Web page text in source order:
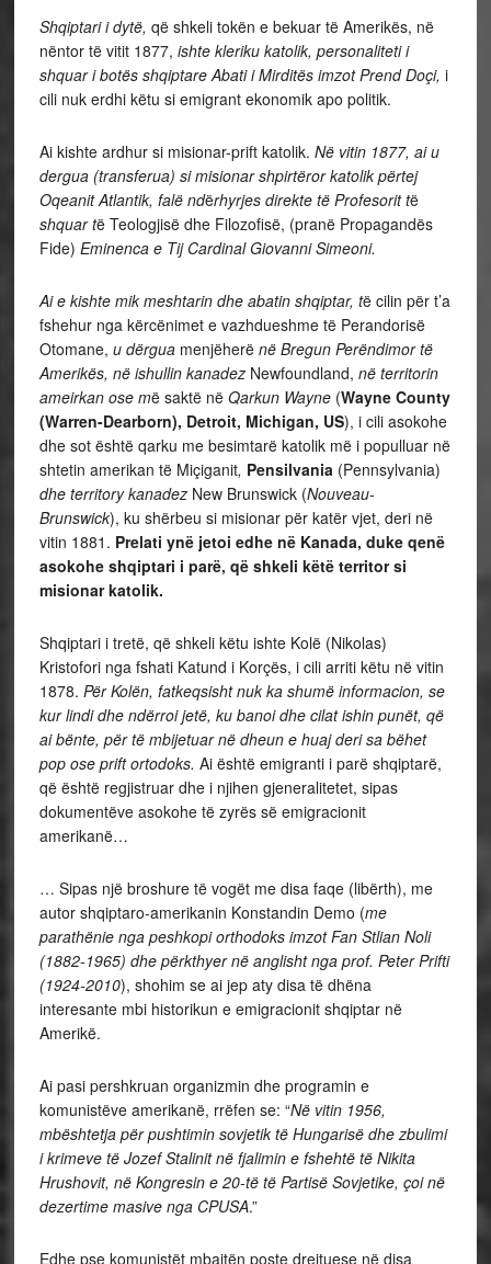
Shqiptari i dytë, që shkeli tokën e bekuar të Amerikës, në
nëntor të vitit 1877, ishte kleriku katolik, personaliteti i
shquar i botës shqiptareAbati i Mirditës imzot Prend Doçi, i
cili nuk erdhi këtu si emigrant ekonomik apo politik.
Ai kishte ardhur si misionar-prift katolik. Në vitin 1877, ai u
dergua (transferua) si misionar shpirtëror katolik përtej
Oqeanit Atlantik, falë ndërhyrjes direkte të Profesorit të
shquar të Teologjisë dhe Filozofisë, (pranë Propagandës
Fide) Eminenca e Tij Cardinal Giovanni Simeoni.
Ai e kishte mik meshtarin dhe abatin shqiptar, të cilin për t’a
fshehur nga kërcënimet e vazhdueshme të Perandorisë
Otomane, u dërgua menjëherë në Bregun Perëndimor të
Amerikës, në ishullin kanadez Newfoundland, në territorin
ameirkan ose më saktë në Qarkun Wayne (Wayne County
(Warren-Dearborn), Detroit, Michigan, US), i cili asokohe
dhe sot është qarku me besimtarë katolik më i populluar në
shtetin amerikan të Miçiganit, Pensilvania (Pennsylvania)
dhe territory kanadez New Brunswick (Nouveau-
Brunswick), ku shërbeu si misionar për katër vjet, deri në
vitin 1881. Prelati ynë jetoi edhe në Kanada, duke qenë
asokohe shqiptari i parë, që shkeli këtë territor si
misionar katolik.
Shqiptari i tretë, që shkeli këtu ishte Kolë (Nikolas)
Kristofori nga fshati Katund i Korçës, i cili arriti këtu në vitin
1878. Për Kolën, fatkeqsisht nuk ka shumë informacion, se
kur lindi dhe ndërroi jetë, ku banoi dhe cilat ishin punët, që
ai bënte, për të mbijetuar në dheun e huaj deri sa bëhet
pop ose prift ortodoks. Ai është emigranti i parë shqiptarë,
që është regjistruar dhe i njihen gjeneralitetet, sipas
dokumentëve asokohe të zyrës së emigracionit
amerikanë…
… Sipas një broshure të vogët me disa faqe (libërth), me
autor shqiptaro-amerikanin Konstandin Demo (me
parathënie nga peshkopi orthodoks imzot Fan Stlian Noli
(1882-1965) dhe përkthyer në anglisht nga prof. Peter Prifti
(1924-2010), shohim se ai jep aty disa të dhëna
interesante mbi historikun e emigracionit shqiptar në
Amerikë.
Ai pasi pershkruan organizmin dhe programin e
komunistëve amerikanë, rrëfen se: “Në vitin 1956,
mbështetja për pushtimin sovjetik të Hungarisë dhe zbulimi
i krimeve të Jozef Stalinit në fjalimin e fshehtë të Nikita
Hrushovit, në Kongresin e 20-të të Partisë Sovjetike, çoi në
dezertime masive nga CPUSA.”
Edhe pse komunistët mbajtën poste drejtuese në disa